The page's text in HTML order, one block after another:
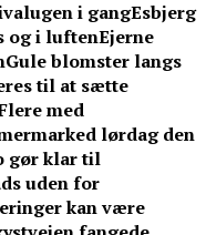
i gangEsbjerg
og i luftenEjerne
Gule blomster langs
til at sætte
med
lørdag den
gør klar til
uden for
kan være